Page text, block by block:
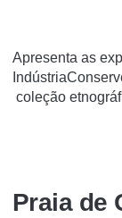
Apresenta as
coleção
Praia de